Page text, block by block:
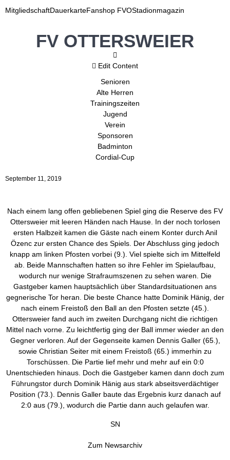
MitgliedschaftDauerkarteFanshop FVOStadionmagazin
FV OTTERSWEIER
Edit Content
Senioren
Alte Herren
Trainingszeiten
Jugend
Verein
Sponsoren
Badminton
Cordial-Cup
September 11, 2019
Nach einem lang offen gebliebenen Spiel ging die Reserve des FV
Ottersweier mit leeren Händen nach Hause. In der noch torlosen
ersten Halbzeit kamen die Gäste nach einem Konter durch Anil
Özenc zur ersten Chance des Spiels. Der Abschluss ging jedoch
knapp am linken Pfosten vorbei (9.). Viel spielte sich im Mittelfeld
ab. Beide Mannschaften hatten so ihre Fehler im Spielaufbau,
wodurch nur wenige Strafraumszenen zu sehen waren. Die
Gastgeber kamen hauptsächlich über Standardsituationen ans
gegnerische Tor heran. Die beste Chance hatte Dominik Hänig, der
nach einem Freistoß den Ball an den Pfosten setzte (45.).
Ottersweier fand auch im zweiten Durchgang nicht die richtigen
Mittel nach vorne. Zu leichtfertig ging der Ball immer wieder an den
Gegner verloren. Auf der Gegenseite kamen Dennis Galler (65.),
sowie Christian Seiter mit einem Freistoß (65.) immerhin zu
Torschüssen. Die Partie lief mehr und mehr auf ein 0:0
Unentschieden hinaus. Doch die Gastgeber kamen dann doch zum
Führungstor durch Dominik Hänig aus stark abseitsverdächtiger
Position (73.). Dennis Galler baute das Ergebnis kurz danach auf
2:0 aus (79.), wodurch die Partie dann auch gelaufen war.
SN
Zum Newsarchiv